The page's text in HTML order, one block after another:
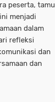
peserta, tamu
menjadi
dalam
refleksi
dan
dan